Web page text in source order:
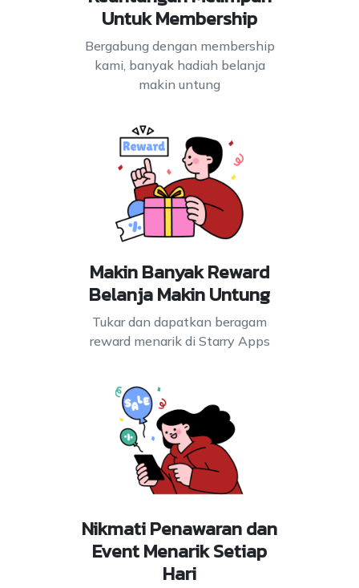
Untuk Membership
Bergabung dengan membership
kami, banyak hadiah belanja
makin untung
Makin Banyak Reward
Belanja Makin Untung
Tukar dan dapatkan beragam
reward menarik di Starry Apps
Nikmati Penawaran dan
Event Menarik Setiap
Hari